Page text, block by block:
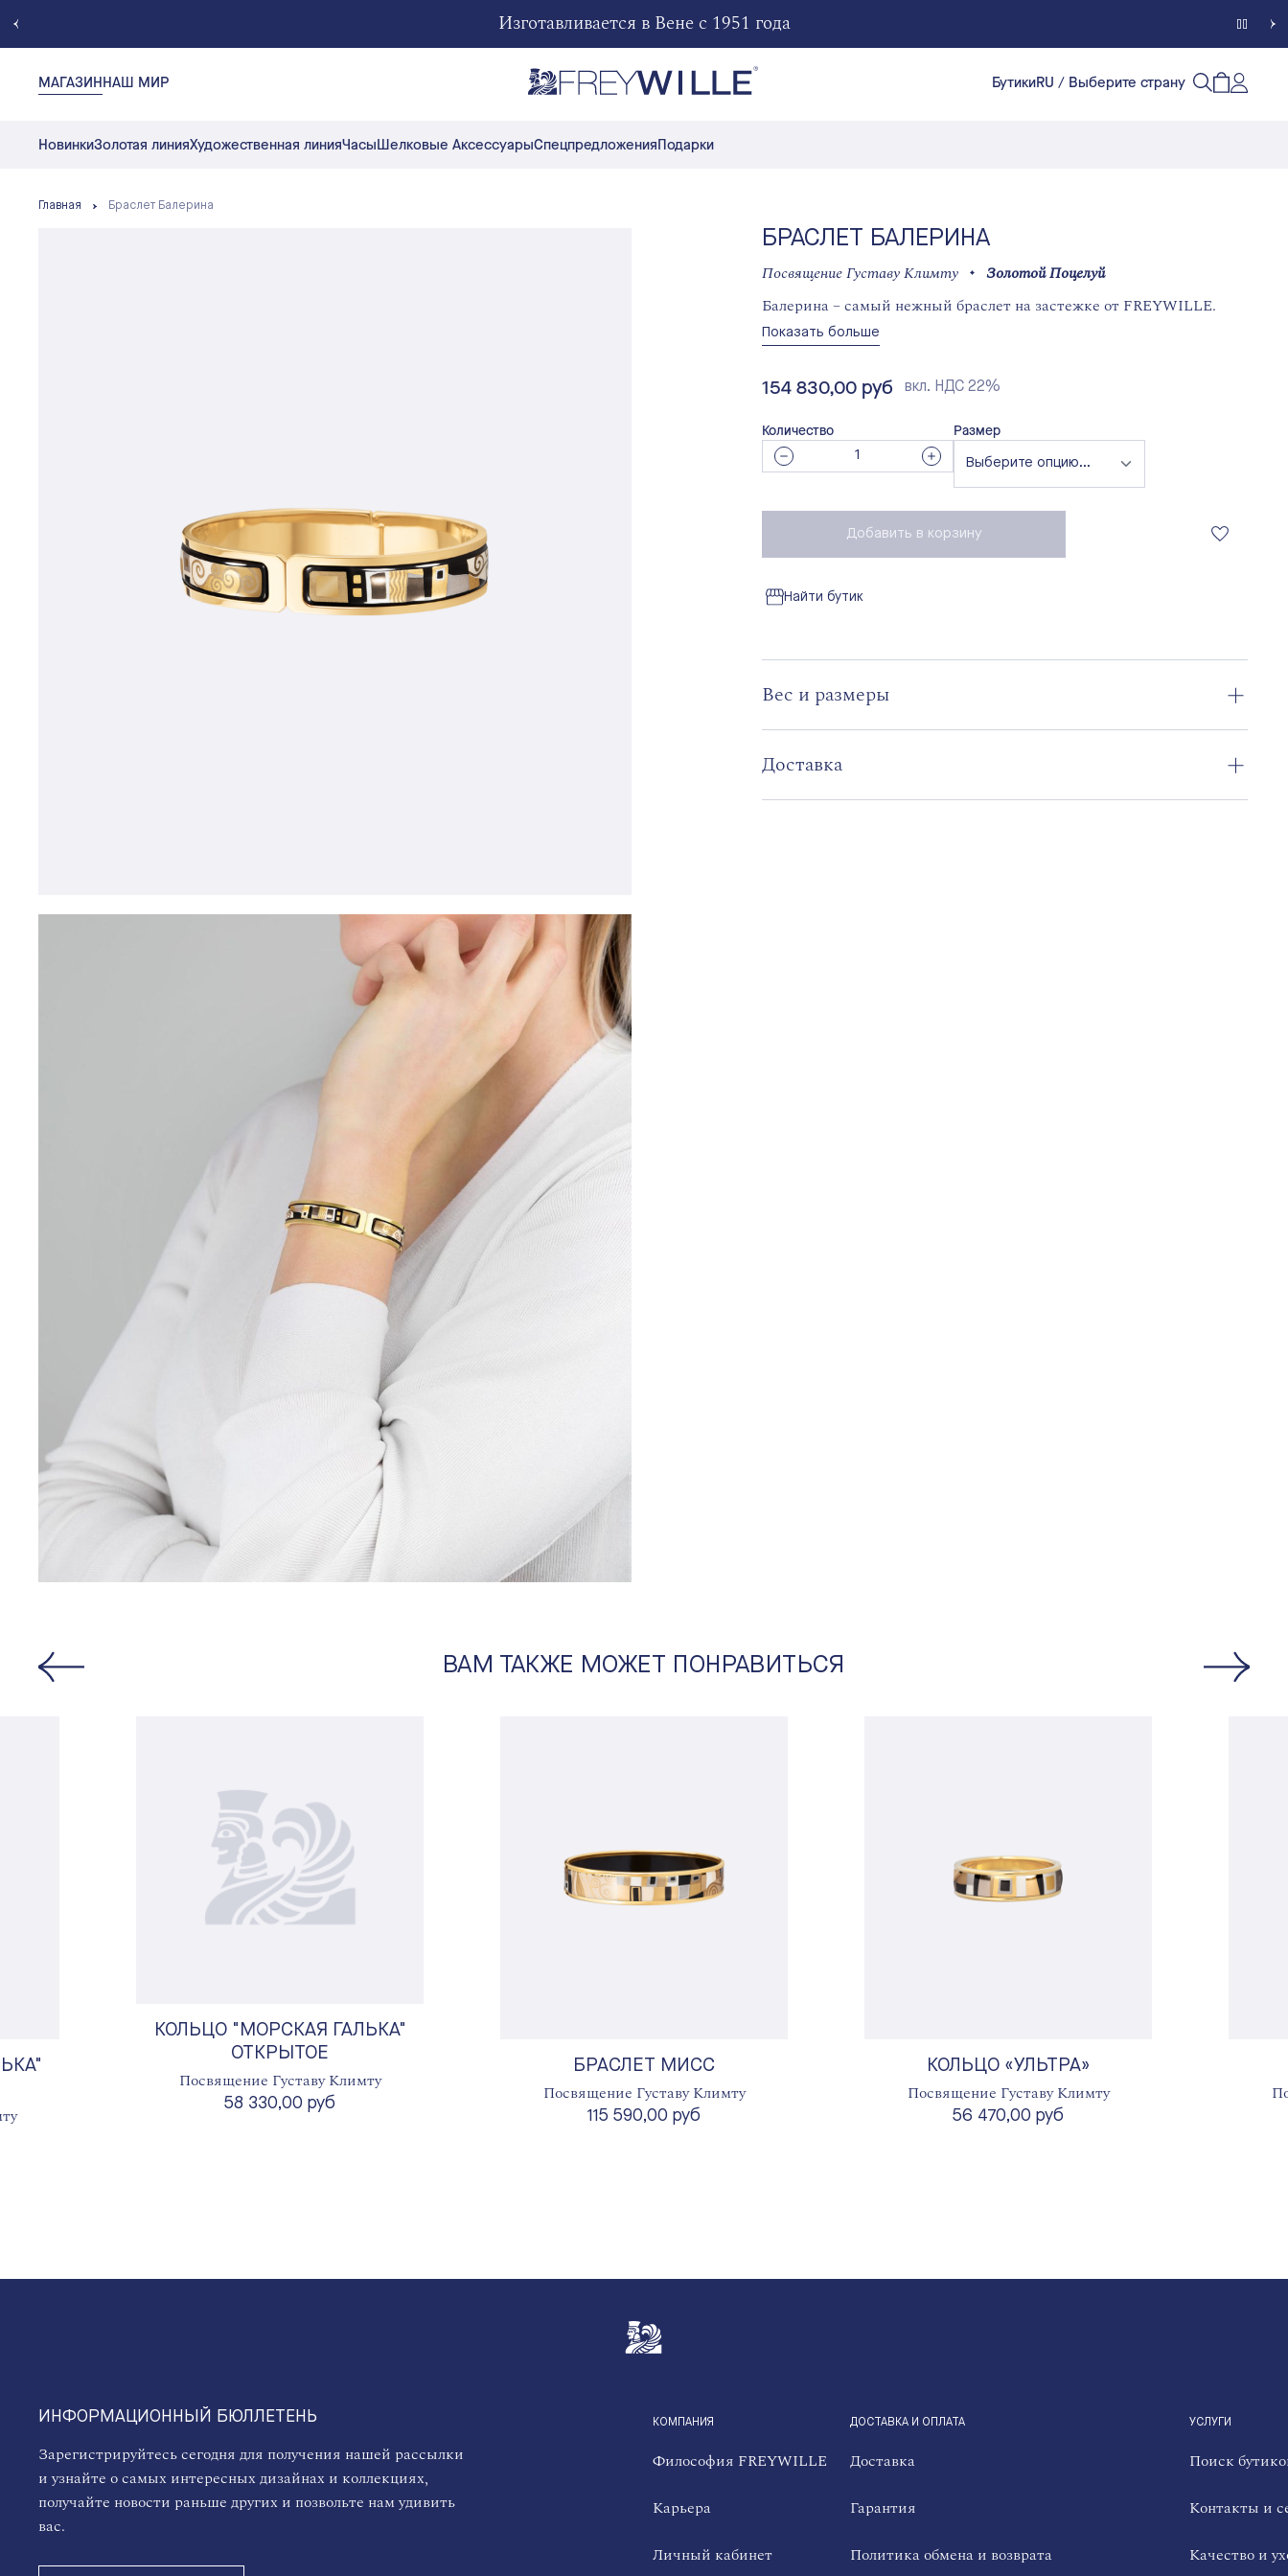
Изготавливается в Вене с 1951 года
МАГАЗИННАШ МИР
НовинкиЗолотая линияХудожественная линияЧасыШелковые АксессуарыСпецпредложенияПодарки
БутикиRU / Выберите страну
Открытый
Счет
Главная Браслет Балерина
БРАСЛЕТ БАЛЕРИНА
Посвящение Густаву Климту
Золотой Поцелуй
Балерина – самый нежный браслет на застежке от FREYWILLE.
Показать больше
154 830,00 руб вкл. НДС 22%
Количество Размер
Добавить в корзину
Найти бутик
Вес и размеры
Доставка
ВАМ ТАКЖЕ МОЖЕТ ПОНРАВИТЬСЯ
КОЛЬЦО "МОРСКАЯ ГАЛЬКА"
ОТКРЫТОЕ
Посвящение Густаву Климту
58 330,00 руб
БРАСЛЕТ МИСС
Посвящение Густаву Климту
115 590,00 руб
КОЛЬЦО «УЛЬТРА»
Посвящение Густаву Климту
56 470,00 руб
ИНФОРМАЦИОННЫЙ БЮЛЛЕТЕНЬ
Зарегистрируйтесь сегодня для получения нашей рассылки
и узнайте о самых интересных дизайнах и коллекциях,
получайте новости раньше других и позвольте нам удивить
вас.
QUICKLINKS
КОМПАНИЯ
Философия FREYWILLE
Карьера
Личный кабинет
ДОСТАВКА И ОПЛАТА
Доставка
Гарантия
Политика обмена и возврата
УСЛУГИ
Поиск
Контакты и
Качество и